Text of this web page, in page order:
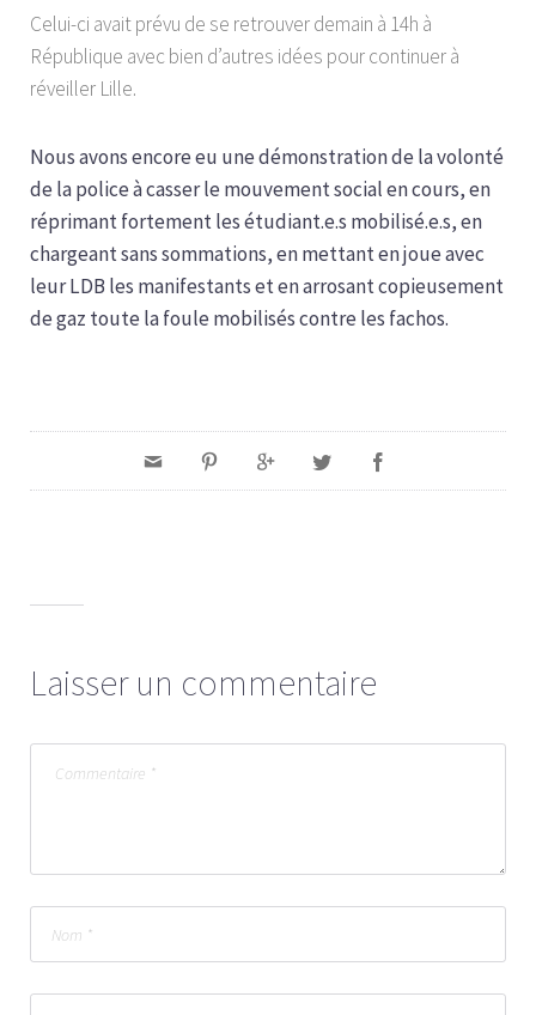
Celui-ci avait prévu de se retrouver demain à 14h à
République avec bien d’autres idées pour continuer à
réveiller Lille.
Nous avons encore eu une démonstration de la volonté
de la police à casser le mouvement social en cours, en
réprimant fortement les étudiant.e.s mobilisé.e.s, en
chargeant sans sommations, en mettant en joue avec
leur LDB les manifestants et en arrosant copieusement
de gaz toute la foule mobilisés contre les fachos.
Laisser un commentaire